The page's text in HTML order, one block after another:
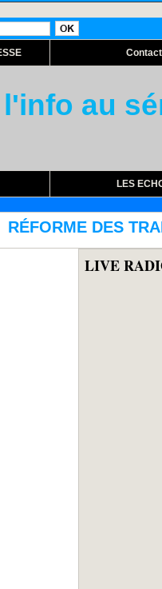
Contact
au
LES
LIVE